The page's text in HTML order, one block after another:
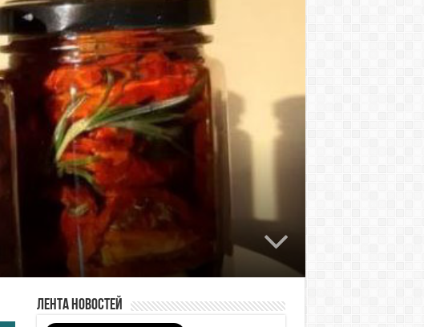
Лента новостей